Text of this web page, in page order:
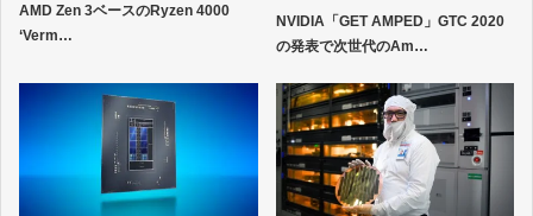
AMD Zen 3ベースのRyzen 4000
‘Verm…
NVIDIA「GET AMPED」GTC 2020
の発表で次世代のAm…